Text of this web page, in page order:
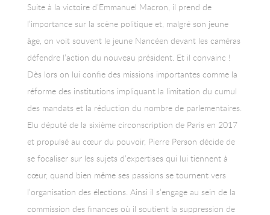
Suite à la victoire d’Emmanuel Macron, il prend de
l’importance sur la scène politique et, malgré son jeune
âge, on voit souvent le jeune Nancéen devant les caméras
défendre l’action du nouveau président. Et il convainc !
Dès lors on lui confie des missions importantes comme la
réforme des institutions impliquant la limitation du cumul
des mandats et la réduction du nombre de parlementaires.
Elu député de la sixième circonscription de Paris en 2017
et propulsé au cœur du pouvoir, Pierre Person décide de
se focaliser sur les sujets d’expertises qui lui tiennent à
cœur, quand bien même ses passions se tournent vers
l’organisation des élections. Ainsi il s’engage au sein de la
commission des finances où il soutient la suppression de